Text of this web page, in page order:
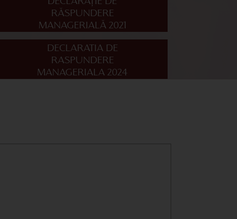
RĂSPUNDERE
MANAGERIALĂ 2021
DECLARATIA DE
RASPUNDERE
MANAGERIALA 2024